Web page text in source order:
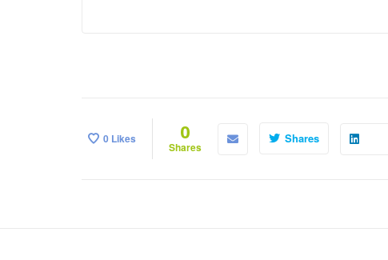
0 Likes 0
Shares
Shares